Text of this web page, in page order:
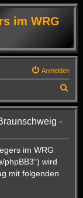
im WRG
Anmelden
u
-
im WRG
phpBB3“) wird
mit folgenden